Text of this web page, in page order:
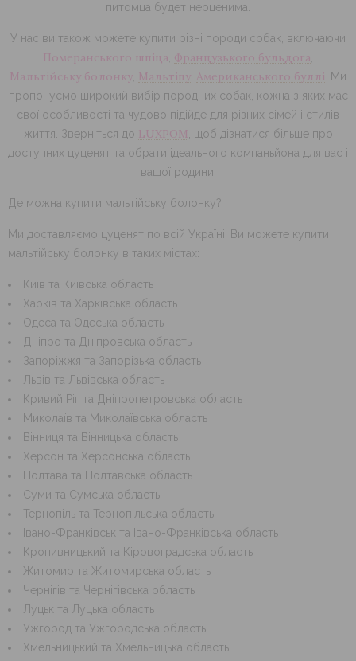
питомца будет неоценима.
У нас ви також можете купити різні породи собак, включаючи
Померанського шпіца, Французького бульдога,
Мальтійську болонку, Мальтіпу, Американського буллі. Ми
пропонуємо широкий вибір породних собак, кожна з яких має
свої особливості та чудово підійде для різних сімей і стилів
життя. Зверніться до LUXPOM, щоб дізнатися більше про
доступних цуценят та обрати ідеального компаньйона для вас і
вашої родини.
Де можна купити мальтійську болонку?
Ми доставляємо цуценят по всій Україні. Ви можете купити
мальтійську болонку в таких містах:
Київ та Київська область
Харків та Харківська область
Одеса та Одеська область
Дніпро та Дніпровська область
Запоріжжя та Запорізька область
Львів та Львівська область
Кривий Ріг та Дніпропетровська область
Миколаїв та Миколаївська область
Вінниця та Вінницька область
Херсон та Херсонська область
Полтава та Полтавська область
Суми та Сумська область
Тернопіль та Тернопільська область
Івано-Франківськ та Івано-Франківська область
Кропивницький та Кіровоградська область
Житомир та Житомирська область
Чернігів та Чернігівська область
Луцьк та Луцька область
Ужгород та Ужгородська область
Хмельницький та Хмельницька область